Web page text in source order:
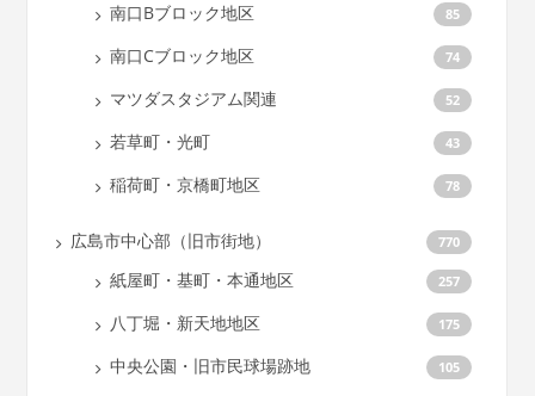
南口Bブロック地区 85
南口Cブロック地区 74
マツダスタジアム関連 52
若草町・光町 43
稲荷町・京橋町地区 78
広島市中心部（旧市街地） 770
紙屋町・基町・本通地区 257
八丁堀・新天地地区 175
中央公園・旧市民球場跡地 105